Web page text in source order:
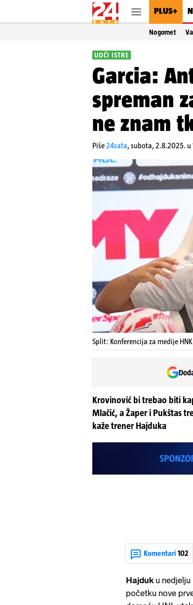
PLUS+
Nogomet
UOČI ISTRE
Garcia:
spreman
ne znam
Piše24sata,subota, 2.8.2025. u
Split: Konferencija za medije HNK
Krovinović bi trebao biti
Mlačić, a Žaper i Pukštas
kaže trener Hajduka
Komentari 102
Hajduk u
početku nove